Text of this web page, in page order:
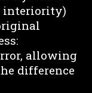
interiority)
allowing
difference